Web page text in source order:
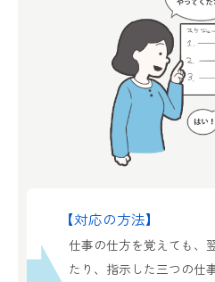
【対応の方法】
仕事の仕方を覚えても、
たり、指示した三つの仕